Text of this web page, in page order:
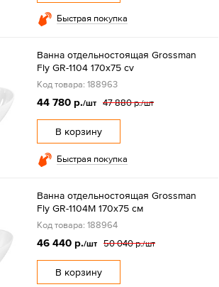
Быстрая покупка
Ванна отдельностоящая Grossman
Fly GR-1104 170х75 cv
Код товара: 188963
44 780 р./шт 47 880 р./шт
В корзину
Быстрая покупка
Ванна отдельностоящая Grossman
Fly GR-1104M 170х75 см
Код товара: 188964
46 440 р./шт 50 040 р./шт
В корзину